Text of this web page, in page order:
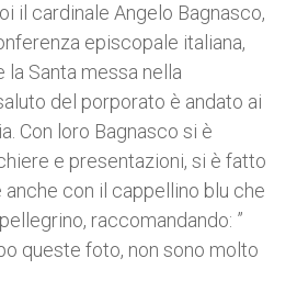
il cardinale Angelo Bagnasco,
episcopale italiana,
Santa messa nella
del porporato è andato ai
Con loro Bagnasco si è
e presentazioni, si è fatto
con il cappellino blu che
raccomandando: ”
queste foto, non sono molto